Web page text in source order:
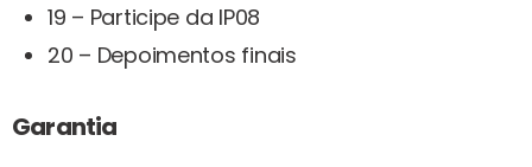
19 – Participe da IP08
20 – Depoimentos finais
Garantia